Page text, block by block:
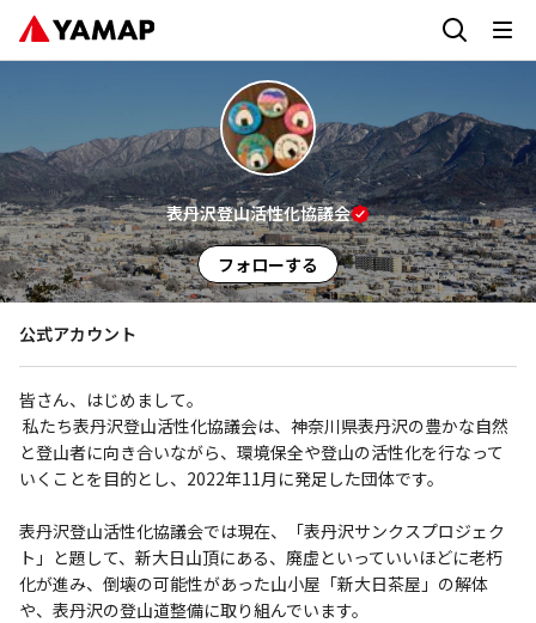
表丹沢登山活性化協議会
フォローする
公式アカウント
皆さん、はじめまして。
と登山者に向き合いながら、環境保全や登山の活性化を行なって
いくことを目的とし、2022年11月に発足した団体です。
表丹沢登山活性化協議会では現在、「表丹沢サンクスプロジェク
ト」と題して、新大日山頂にある、廃虚といっていいほどに老朽
化が進み、倒壊の可能性があった山小屋「新大日茶屋」の解体
や、表丹沢の登山道整備に取り組んでいます。